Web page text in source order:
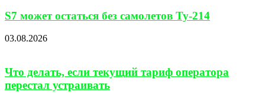
S7 может остаться без самолетов Ту-214
03.08.2026
Что делать, если текущий тариф оператора
перестал устраивать